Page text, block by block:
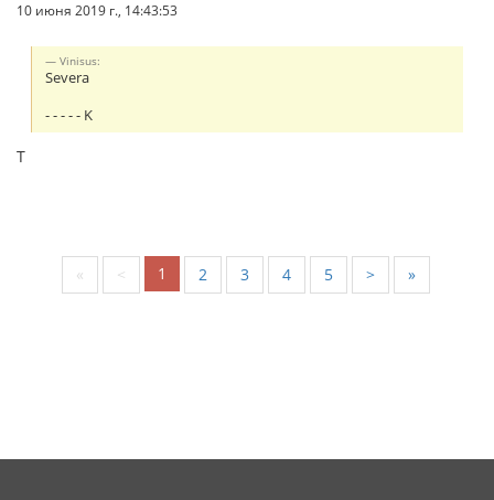
10 июня 2019 г., 14:43:53
Vinisus:
Severa
- - - - - K
T
« < 1 2 3 4 5 > »